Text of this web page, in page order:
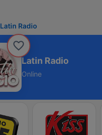
Latin Radio
Latin Radio
Online